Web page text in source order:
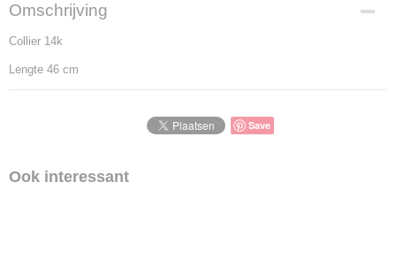
Omschrijving
Collier 14k
Lengte 46 cm
Save
Ook interessant